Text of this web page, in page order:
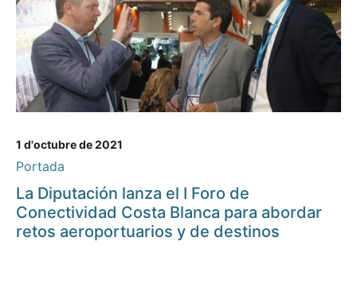
1 d'octubre de 2021
Portada
La Diputación lanza el I Foro de
Conectividad Costa Blanca para abordar
retos aeroportuarios y de destinos